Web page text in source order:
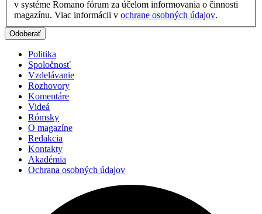
v systéme Romano fórum za účelom informovania o činnosti
magazínu. Viac informácii v ochrane osobných údajov.
Politika
Spoločnosť
Vzdelávanie
Rozhovory
Komentáre
Videá
Rómsky
O magazíne
Redakcia
Kontakty
Akadémia
Ochrana osobných údajov